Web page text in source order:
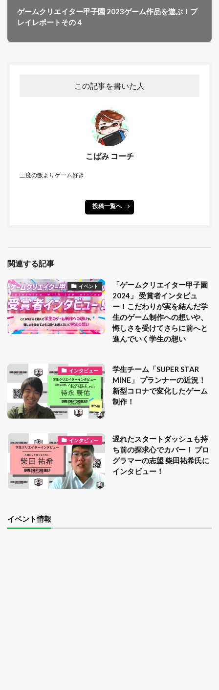
ゲームクリエイター甲子園 2023ゲーム作品を遊ぶ！プ
レイレポートその４
この記事を書いた人
こばみ コーチ
三度の飯よりゲーム好き
投稿一覧へ
関連する記事
イベント
「ゲームクリエイター甲子園
2024」 受賞者インタビュ
ー！こだわりが実を結んだ学
生のゲーム制作への想いや、
悔しさを受けてさらに前へと
進んでいく学生の想い
インタビュー
学生チーム「SUPER STAR
MINE」 プランナーの近況！
新型コロナで変化したゲーム
制作！
インタビュー
遅れたスタートダッシュも持
ち前の探求心でカバー！ プロ
グラマーの志望 柴田祐希氏に
インタビュー！
イベント情報